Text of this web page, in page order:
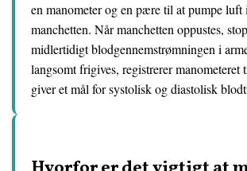
en manometer og en pære til at pumpe luft
manchetten. Når manchetten oppustes,
midlertidigt blodgennemstrømningen i
langsomt frigives, registrerer
giver et mål for systolisk og diastolisk